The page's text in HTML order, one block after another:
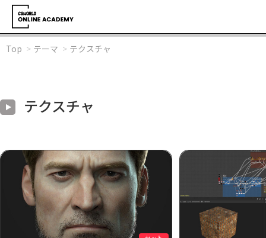
Top テーマ テクスチャ
テクスチャ